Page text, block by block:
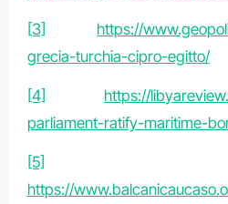
[3]
https://
grecia-turchia-cipro-egitto/
[4]
https://
parliament-ratify-maritime-
[5]
https://